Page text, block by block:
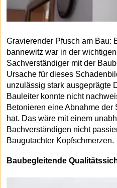
Gravierender Pfusch am Bau:
bannewitz war in der
Sachverständiger mit der
Ursache für dieses
unzulässig stark ausgeprägte
Bauleiter konnte nicht
Betonieren eine Abnahme der
hat. Das wäre mit einem
Bachverständigen nicht
Baugutachter Kopfschmerzen.
Baubegleitende